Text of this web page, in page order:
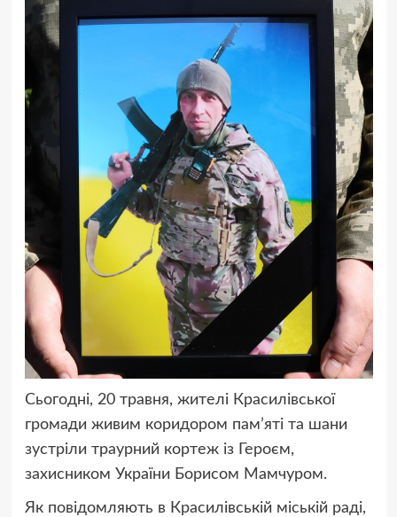
Сьогодні, 20 травня, жителі Красилівської
громади живим коридором пам’яті та шани
зустріли траурний кортеж із Героєм,
захисником України Борисом Мамчуром.
Як повідомляють в Красилівській міській раді,